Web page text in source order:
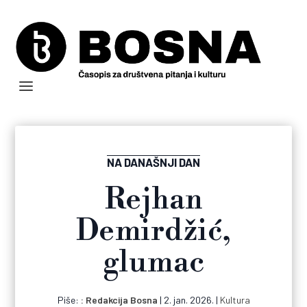
NA DANAŠNJI DAN
Rejhan
Demirdžić,
glumac
Piše: Redakcija Bosna | 2. jan. 2026. | Kultura